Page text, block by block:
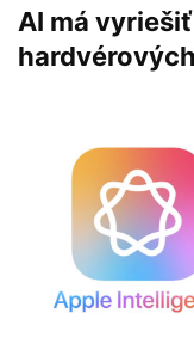
AI má